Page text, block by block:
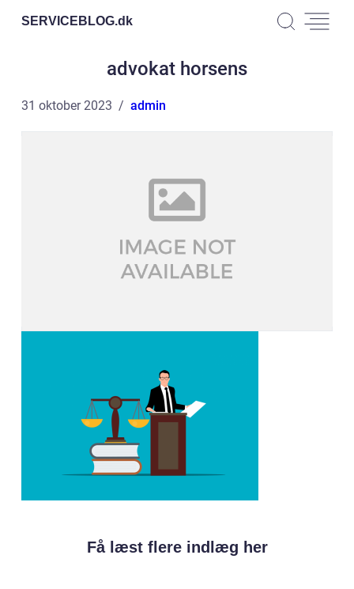
SERVICEBLOG.dk
advokat horsens
31 oktober 2023 admin
Få læst flere indlæg her